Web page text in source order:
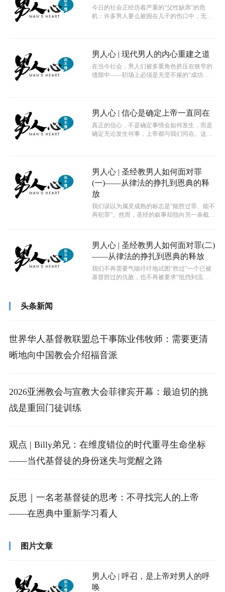
今日的社会正经历着严重的“父性缺席”的危
机：许多男人要么被困在儿子的伤口中，无法
男人心 | 现代男人的内心重建之道
在当今社会，男人们被多重角色挤压在狭窄的
缝隙中——职场上必须是无坚不摧的“成功
男人心 | 信心是确定上帝一直同在
真正的信心，不是确定事情会如何发生，而是
确定无论发生何事，上帝都与我们同在。这份
男人心 | 圣经教男人如何面对罪
(一)——从律法的挣扎到恩典的释
放
我们误以为属灵成熟的标志是“能胜过罪、能不
再犯罪”。然而，圣经的叙事却指向另一条截然
男人心 | 圣经教男人如何面对罪(二)
——从律法的挣扎到恩典的释放
我们不再需要气喘吁吁地试图“胜过”一个已被
基督胜过的仇敌，也不再被要求“抵挡到流
头条新闻
世界华人基督教联盟总干事陈业伟牧师：需要更清
晰地向中国教会介绍福音派
2026亚洲教会与宣教大会菲律宾开幕：最迫切的挑
战是重回门徒训练
观点 | Billy弟兄：在维度错位的时代重寻生命坐标
——当代基督徒的身份迷失与觉醒之路
反思｜一名老基督徒的思考：不寻找完人的上帝
——在恩典中重新学习看人
图片文章
男人心 | 呼召，是上帝对男人的呼
唤